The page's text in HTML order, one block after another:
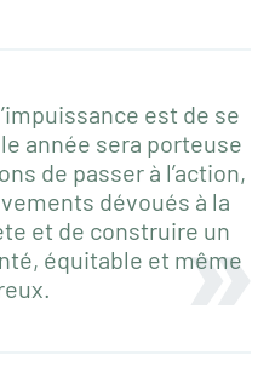
est de se
année sera porteuse
de passer à l’action,
dévoués à la
et de construire un
équitable et même